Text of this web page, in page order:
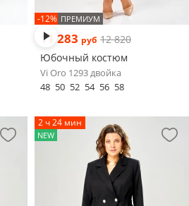
-12% ПРЕМИУМ
11 283 руб 12 820
Юбочный костюм
Vi Oro 1293 двойка
48 50 52 54 56 58
2 ч 24 мин
NEW